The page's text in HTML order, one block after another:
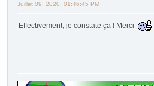
Juillet 09, 2020, 01:46:45 PM
Effectivement, je constate ça ! Merci